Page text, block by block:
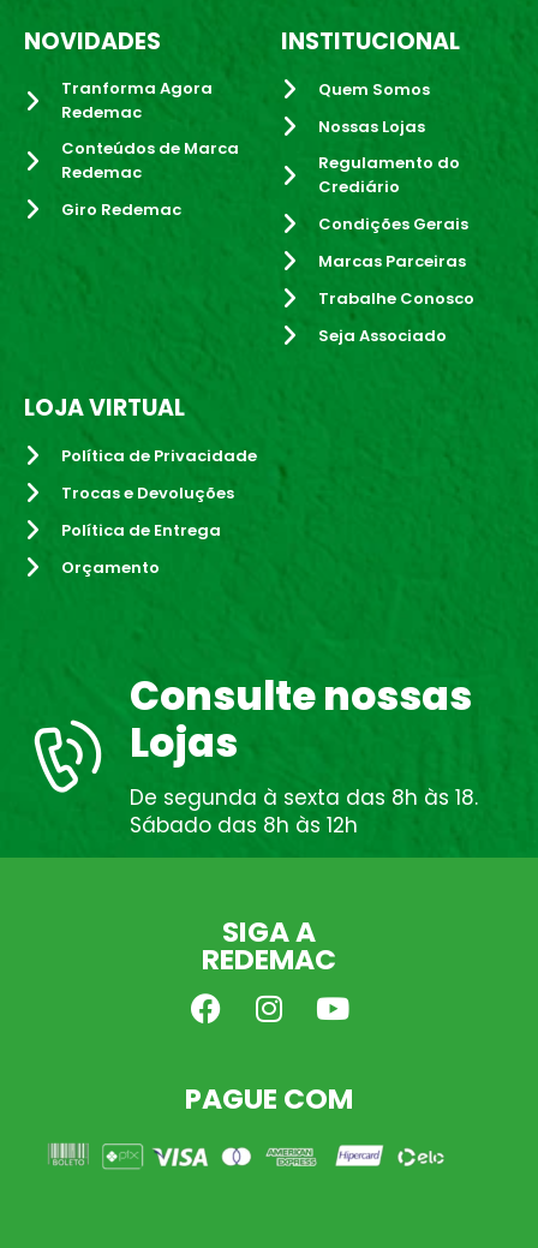
NOVIDADES
Tranforma Agora
Redemac
Conteúdos de Marca
Redemac
Giro Redemac
INSTITUCIONAL
Quem Somos
Nossas Lojas
Regulamento do
Crediário
Condições Gerais
Marcas Parceiras
Trabalhe Conosco
Seja Associado
LOJA VIRTUAL
Política de Privacidade
Trocas e Devoluções
Política de Entrega
Orçamento
Consulte nossas
Lojas
De segunda à sexta das 8h às 18.
Sábado das 8h às 12h
SIGA A
REDEMAC
PAGUE COM